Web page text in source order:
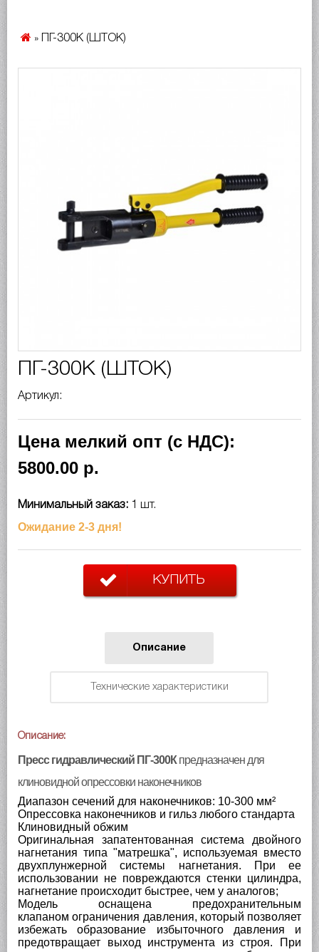
» ПГ-300К (ШТОК)
ПГ-300К (ШТОК)
Артикул:
Цена мелкий опт (с НДС):
5800.00 р.
Минимальный заказ: 1 шт.
Ожидание 2-3 дня!
КУПИТЬ
Описание
Технические характеристики
Описание:
Пресс гидравлический ПГ-300К предназначен для
клиновидной опрессовки наконечников
Диапазон сечений для наконечников: 10-300 мм²
Опрессовка наконечников и гильз любого стандарта
Клиновидный обжим
Оригинальная запатентованная система двойного
нагнетания типа "матрешка", используемая вместо
двухплунжерной системы нагнетания. При ее
использовании не повреждаются стенки цилиндра,
нагнетание происходит быстрее, чем у аналогов;
Модель оснащена предохранительным
клапаном ограничения давления, который позволяет
избежать образование избыточного давления и
предотвращает выход инструмента из строя. При